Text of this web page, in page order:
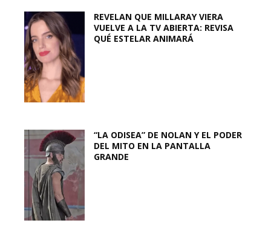
REVELAN QUE MILLARAY VIERA
VUELVE A LA TV ABIERTA: REVISA
QUÉ ESTELAR ANIMARÁ
“LA ODISEA” DE NOLAN Y EL PODER
DEL MITO EN LA PANTALLA
GRANDE